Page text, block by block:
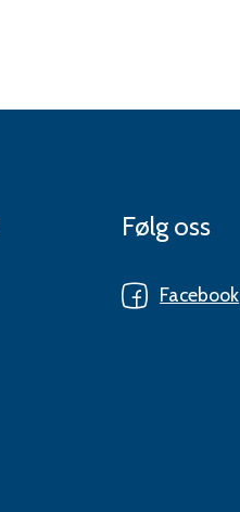
Følg oss
Facebook